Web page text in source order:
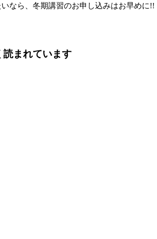
なら、冬期講習のお申し込みはお早めに!!
読まれています